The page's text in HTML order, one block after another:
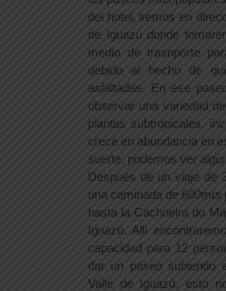
del hotel, iremos en
de Iguazú donde
medio de trasnporte
debido al hecho de
asfaltadas. En ese
observar una variedad
plantas subtropicales,
crece en abundancia en
suerte, podemos ver
Después de un viaje de
una caminada de 600mts
hasta la Cachoeira do
Iguazú. Allí
capacidad para 12
dar un paseo subiendo
Valle de Iguazú, esto